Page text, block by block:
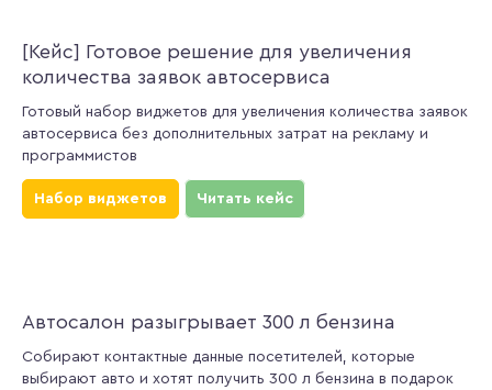
[Кейс] Готовое решение для увеличения
количества заявок автосервиса
Готовый набор виджетов для увеличения количества заявок
автосервиса без дополнительных затрат на рекламу и
программистов
Набор виджетов Читать кейс
Автосалон разыгрывает 300 л бензина
Собирают контактные данные посетителей, которые
выбирают авто и хотят получить 300 л бензина в подарок